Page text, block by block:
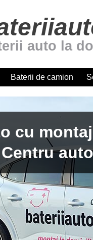
auto la
Baterii de camion
cu